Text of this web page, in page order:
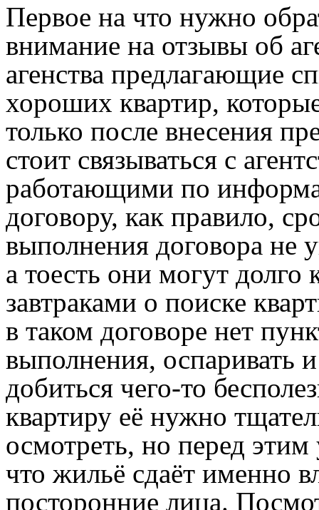
Первое на что нужно
внимание на отзывы об
агенства предлагающие
хороших квартир,
только после внесения
стоит связываться с
работающими по
договору, как правило,
выполнения договора не
а тоесть они могут долго
завтраками о поиске
в таком договоре нет
выполнения, оспаривать
добиться чего-то
квартиру её нужно
осмотреть, но перед этим
что жильё сдаёт именно
посторонние лица.